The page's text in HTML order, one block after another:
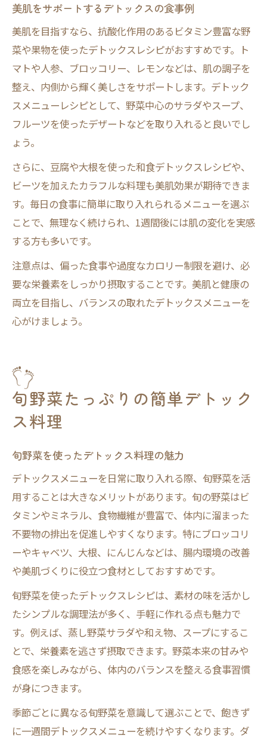
美肌をサポートするデトックスの食事例
美肌を目指すなら、抗酸化作用のあるビタミン豊富な野
菜や果物を使ったデトックスレシピがおすすめです。ト
マトや人参、ブロッコリー、レモンなどは、肌の調子を
整え、内側から輝く美しさをサポートします。デトック
スメニューレシピとして、野菜中心のサラダやスープ、
フルーツを使ったデザートなどを取り入れると良いでし
ょう。
さらに、豆腐や大根を使った和食デトックスレシピや、
ビーツを加えたカラフルな料理も美肌効果が期待できま
す。毎日の食事に簡単に取り入れられるメニューを選ぶ
ことで、無理なく続けられ、1週間後には肌の変化を実感
する方も多いです。
注意点は、偏った食事や過度なカロリー制限を避け、必
要な栄養素をしっかり摂取することです。美肌と健康の
両立を目指し、バランスの取れたデトックスメニューを
心がけましょう。
旬野菜たっぷりの簡単デトック
ス料理
旬野菜を使ったデトックス料理の魅力
デトックスメニューを日常に取り入れる際、旬野菜を活
用することは大きなメリットがあります。旬の野菜はビ
タミンやミネラル、食物繊維が豊富で、体内に溜まった
不要物の排出を促進しやすくなります。特にブロッコリ
ーやキャベツ、大根、にんじんなどは、腸内環境の改善
や美肌づくりに役立つ食材としておすすめです。
旬野菜を使ったデトックスレシピは、素材の味を活かし
たシンプルな調理法が多く、手軽に作れる点も魅力で
す。例えば、蒸し野菜サラダや和え物、スープにするこ
とで、栄養素を逃さず摂取できます。野菜本来の甘みや
食感を楽しみながら、体内のバランスを整える食事習慣
が身につきます。
季節ごとに異なる旬野菜を意識して選ぶことで、飽きず
に一週間デトックスメニューを続けやすくなります。ダ